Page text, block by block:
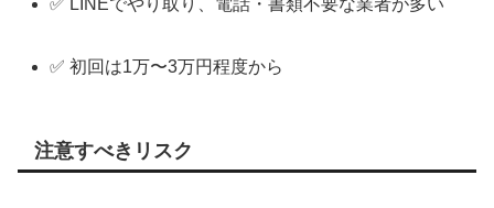
✅ LINEでやり取り、電話・書類不要な業者が多い
✅ 初回は1万〜3万円程度から
注意すべきリスク